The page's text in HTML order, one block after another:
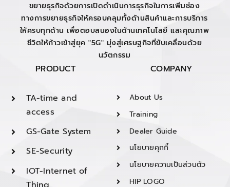
ขยายธุรกิจด้วยการเปิดดำเนินการธุรกิจในการเพิ่มช่อง
ทางการขยายธุรกิจให้ครอบคลุมทั้งด้านสินค้าและการบริการ
ให้ครบทุกด้าน เพื่อตอบสนองในด้านเทคโนโลยี และคุณภาพ
ชีวิตให้ก้าวเข้าสู่ยุค "5G" มุ่งสู่เศรษฐกิจที่ขับเคลื่อนด้วย
นวัตกรรม
PRODUCT
TA-time and
access
GS-Gate System
SE-Security
IOT-Internet of
COMPANY
About Us
Training
Dealer Guide
นโยบายคุกกี้
นโยบายความเป็นส่วนตัว
HIP LOGO